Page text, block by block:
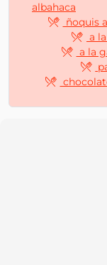
albahaca
ñoquis
a
a la